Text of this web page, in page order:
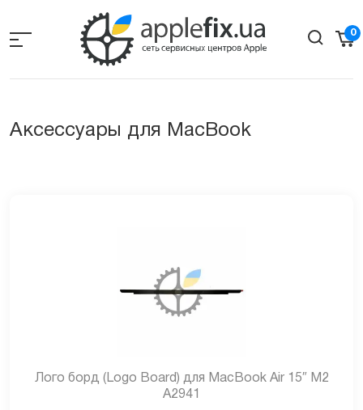
the
0
Аксессуары для MacBook
Лого борд (Logo Board) для MacBook Air 15″ M2
A2941